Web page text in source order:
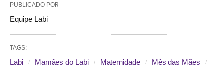
PUBLICADO POR
Equipe Labi
TAGS:
Labi Mamães do Labi Maternidade
Mês das Mães